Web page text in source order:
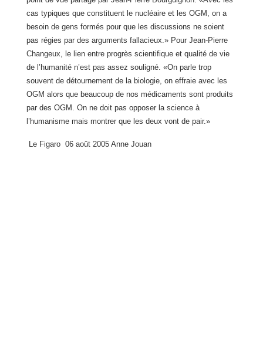
cas typiques que constituent le nucléaire et les OGM, on a
besoin de gens formés pour que les discussions ne soient
pas régies par des arguments fallacieux.» Pour Jean-Pierre
Changeux, le lien entre progrès scientifique et qualité de vie
de l’humanité n’est pas assez souligné. «On parle trop
souvent de détournement de la biologie, on effraie avec les
OGM alors que beaucoup de nos médicaments sont produits
par des OGM. On ne doit pas opposer la science à
l’humanisme mais montrer que les deux vont de pair.»
Le Figaro 06 août 2005 Anne Jouan